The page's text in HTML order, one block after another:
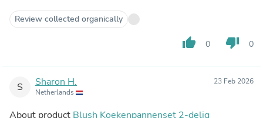
Review collected organically
thumb_up 0 thumb_down 0
S Sharon H.
Netherlands
23 Feb 2026
About product Blush Koekenpannenset 2-delig